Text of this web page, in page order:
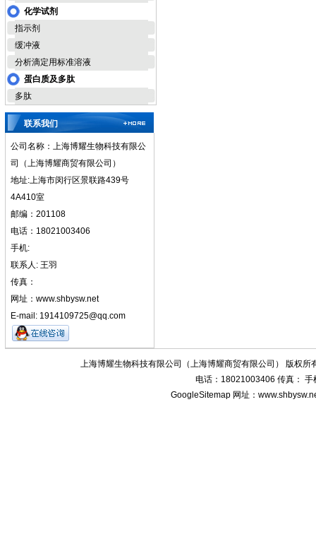
化学试剂
指示剂
缓冲液
分析滴定用标准溶液
蛋白质及多肽
多肽
联系我们
公司名称：上海博耀生物科技有限公
司（上海博耀商贸有限公司）
地址:上海市闵行区景联路439号
4A410室
邮编：201108
电话：18021003406
手机:
联系人: 王羽
传真：
网址：www.shbysw.net
E-mail: 1914109725@qq.com
上海博耀生物科技有限公司（上海博耀商贸有限公司） 版权所
电话：18021003406 传真： 手
GoogleSitemap 网址：